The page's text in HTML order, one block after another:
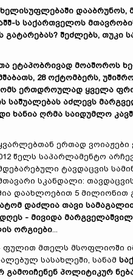
დააბრუნოს,
ს საქართველოს
შეძლებს,
ეტაპობრივად მოაშოროს
28 ოქტომბერს,
ომს ერთდროულად ყველა
საშუალებას აძლევს
ხანია ღრმა საიდუმლო
ერთად ვოიაჟები
წელს საპარლამენტო
ტავდაცვის
სკანდალი:
დაახლოებით 5 მილიონით
დაძლია თავი
დღეს - მივიდა
ორგიები...
მთელს მსოფლიოში
სასახლეში, სანამ
პოლიტიკურ